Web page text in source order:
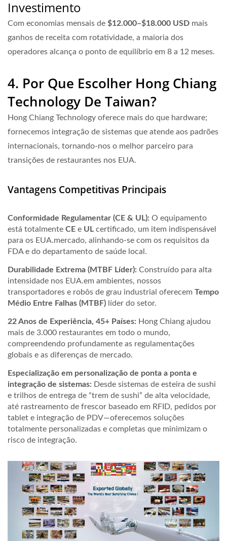
Investimento
Com economias mensais de $12.000–$18.000 USD mais
ganhos de receita com rotatividade, a maioria dos
operadores alcança o ponto de equilíbrio em 8 a 12 meses.
4. Por Que Escolher Hong Chiang
Technology De Taiwan?
Hong Chiang Technology oferece mais do que hardware;
fornecemos integração de sistemas que atende aos padrões
internacionais, tornando-nos o melhor parceiro para
transições de restaurantes nos EUA.
Vantagens Competitivas Principais
Conformidade Regulamentar (CE & UL): O equipamento
está totalmente CE e UL certificado, um item indispensável
para os EUA.mercado, alinhando-se com os requisitos da
FDA e do departamento de saúde local.
Durabilidade Extrema (MTBF Líder): Construído para alta
intensidade nos EUA.em ambientes, nossos
transportadores e robôs de grau industrial oferecem Tempo
Médio Entre Falhas (MTBF) líder do setor.
22 Anos de Experiência, 45+ Países: Hong Chiang ajudou
mais de 3.000 restaurantes em todo o mundo,
compreendendo profundamente as regulamentações
globais e as diferenças de mercado.
Especialização em personalização de ponta a ponta e
integração de sistemas: Desde sistemas de esteira de sushi
e trilhos de entrega de “trem de sushi” de alta velocidade,
até rastreamento de frescor baseado em RFID, pedidos por
tablet e integração de PDV—oferecemos soluções
totalmente personalizadas e completas que minimizam o
risco de integração.